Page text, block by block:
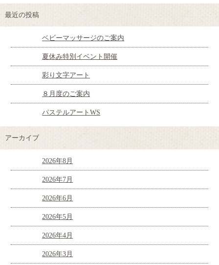
最近の投稿
ベビーマッサージのご案内
夏休み特別イベント開催
彩り文字アート
８月度のご案内
パステルアートWS
アーカイブ
2026年8月
2026年7月
2026年6月
2026年5月
2026年4月
2026年3月